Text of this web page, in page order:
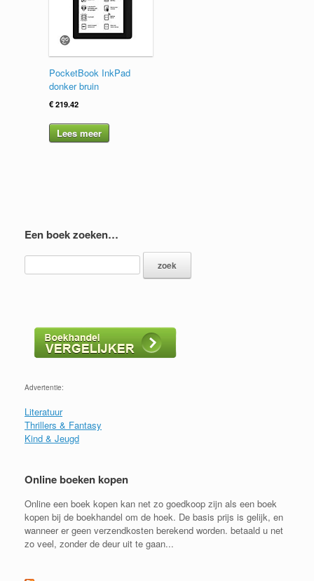
PocketBook InkPad
donker bruin
€219.42
Lees meer
Een boek zoeken…
Advertentie:
Literatuur
Thrillers & Fantasy
Kind & Jeugd
Online boeken kopen
Online een boek kopen kan net zo goedkoop zijn als een boek
kopen bij de boekhandel om de hoek. De basis prijs is gelijk, en
wanneer er geen verzendkosten berekend worden. betaald u net
zo veel, zonder de deur uit te gaan...